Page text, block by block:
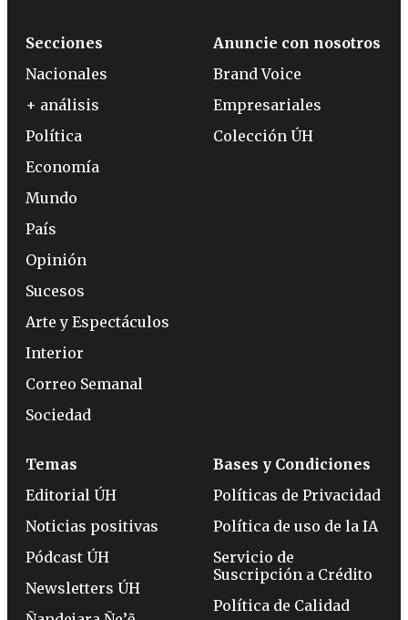
Secciones
Nacionales
+ análisis
Política
Economía
Mundo
País
Opinión
Sucesos
Arte y Espectáculos
Interior
Correo Semanal
Sociedad
Anuncie con nosotros
Brand Voice
Empresariales
Colección ÚH
Temas
Editorial ÚH
Noticias positivas
Pódcast ÚH
Newsletters ÚH
Bases y Condiciones
Políticas de Privacidad
Política de uso de la IA
Servicio de
Suscripción a Crédito
Política de Calidad